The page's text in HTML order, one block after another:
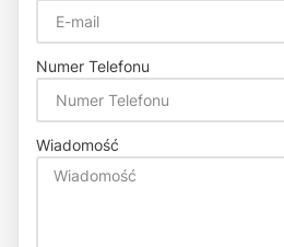
Numer Telefonu
Wiadomość